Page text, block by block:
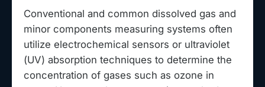
Conventional and common dissolved gas and
minor components measuring systems often
utilize electrochemical sensors or ultraviolet
(UV) absorption techniques to determine the
concentration of gases such as ozone in